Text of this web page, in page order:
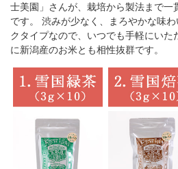
士美園」さんが、栽培から製法まで一
です。 渋みが少なく、まろやかな味
クタイプなので、いつでも手軽にいた
に新潟産のお米とも相性抜群です。